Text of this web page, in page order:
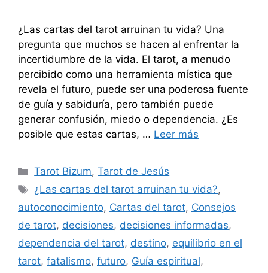
¿Las cartas del tarot arruinan tu vida? Una
pregunta que muchos se hacen al enfrentar la
incertidumbre de la vida. El tarot, a menudo
percibido como una herramienta mística que
revela el futuro, puede ser una poderosa fuente
de guía y sabiduría, pero también puede
generar confusión, miedo o dependencia. ¿Es
posible que estas cartas, … Leer más
Categorías
Tarot Bizum,Tarot de Jesús
Etiquetas
¿Las cartas del tarot arruinan tu vida?,
autoconocimiento, Cartas del tarot, Consejos
de tarot, decisiones, decisiones informadas,
dependencia del tarot, destino, equilibrio en el
tarot, fatalismo, futuro, Guía espiritual,